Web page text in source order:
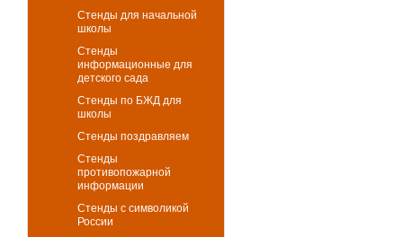
Стенды для начальной
школы
Стенды
информационные для
детского сада
Стенды по БЖД для
школы
Стенды поздравляем
Стенды
противопожарной
информации
Стенды с символикой
России